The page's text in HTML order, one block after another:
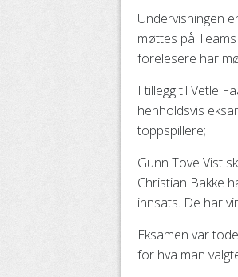
Undervisningen
møttes på
forelesere har
I tillegg til Vetle
henholdsvis
toppspillere;
Gunn Tove Vist
Christian Bakke
innsats. De har
Eksamen var
for hva man